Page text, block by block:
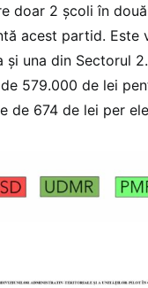
doar 2 școli în
acest partid. Este
și una din Sectorul
579.000 de lei
de 674 de lei per